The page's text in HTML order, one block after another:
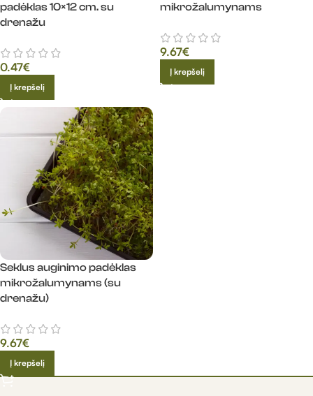
padėklas 10×12 cm. su
drenažu
0.47€
Į krepšelį
mikrožalumynams
9.67€
Į krepšelį
Seklus auginimo padėklas
mikrožalumynams (su
drenažu)
9.67€
Į krepšelį